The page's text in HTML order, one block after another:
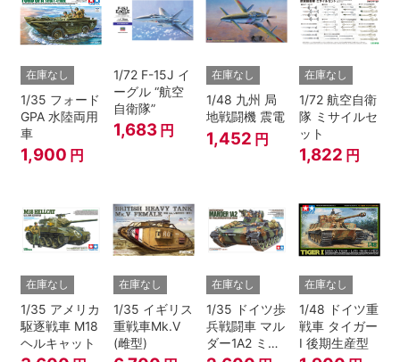
在庫なし
1/35 フォード
GPA 水陸両用
車
1,900 円
1/72 F-15J イ
ーグル “航空
自衛隊”
1,683 円
在庫なし
1/48 九州 局
地戦闘機 震電
1,452 円
在庫なし
1/72 航空自衛
隊 ミサイルセ
ット
1,822 円
在庫なし
1/35 アメリカ
駆逐戦車 M18
ヘルキャット
在庫なし
1/35 イギリス
重戦車Mk.V
(雌型)
在庫なし
1/35 ドイツ歩
兵戦闘車 マル
ダー1A2 ミラ
在庫なし
1/48 ドイツ重
戦車 タイガー
I 後期生産型